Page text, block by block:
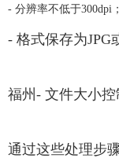
- 分辨率不低于300dpi；
- 格式保存为JPG
福州- 文件大小控
通过这些处理步